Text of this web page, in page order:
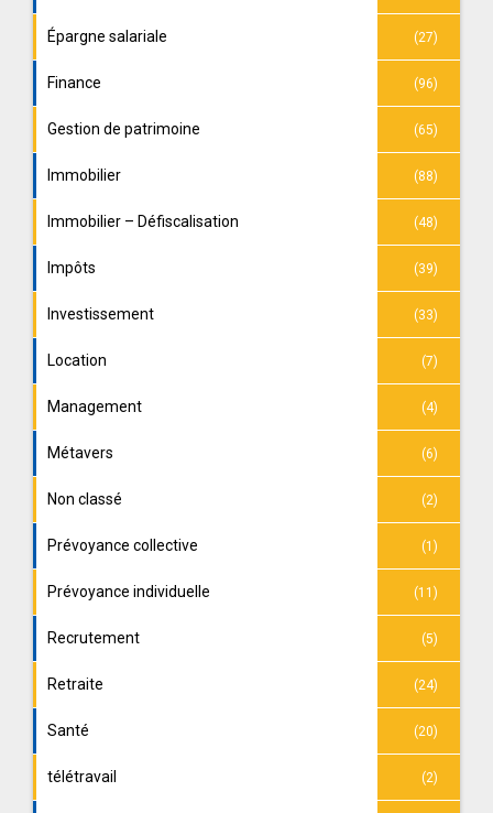
Épargne salariale (27)
Finance (96)
Gestion de patrimoine (65)
Immobilier (88)
Immobilier – Défiscalisation (48)
Impôts (39)
Investissement (33)
Location (7)
Management (4)
Métavers (6)
Non classé (2)
Prévoyance collective (1)
Prévoyance individuelle (11)
Recrutement (5)
Retraite (24)
Santé (20)
télétravail (2)